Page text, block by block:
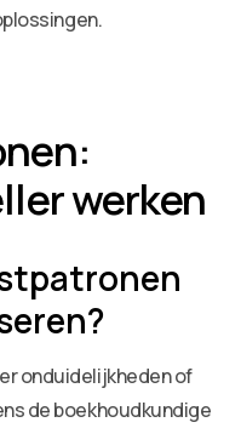
werken
onduidelijkheden of
de boekhoudkundige